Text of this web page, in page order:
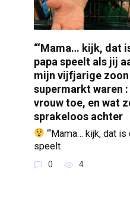
“‘Mama… kijk, dat
papa speelt als jij
mijn vijfjarige zoon
supermarkt waren
vrouw toe, en wat
sprakeloos achter
“‘Mama… kijk, dat
speelt
0 4